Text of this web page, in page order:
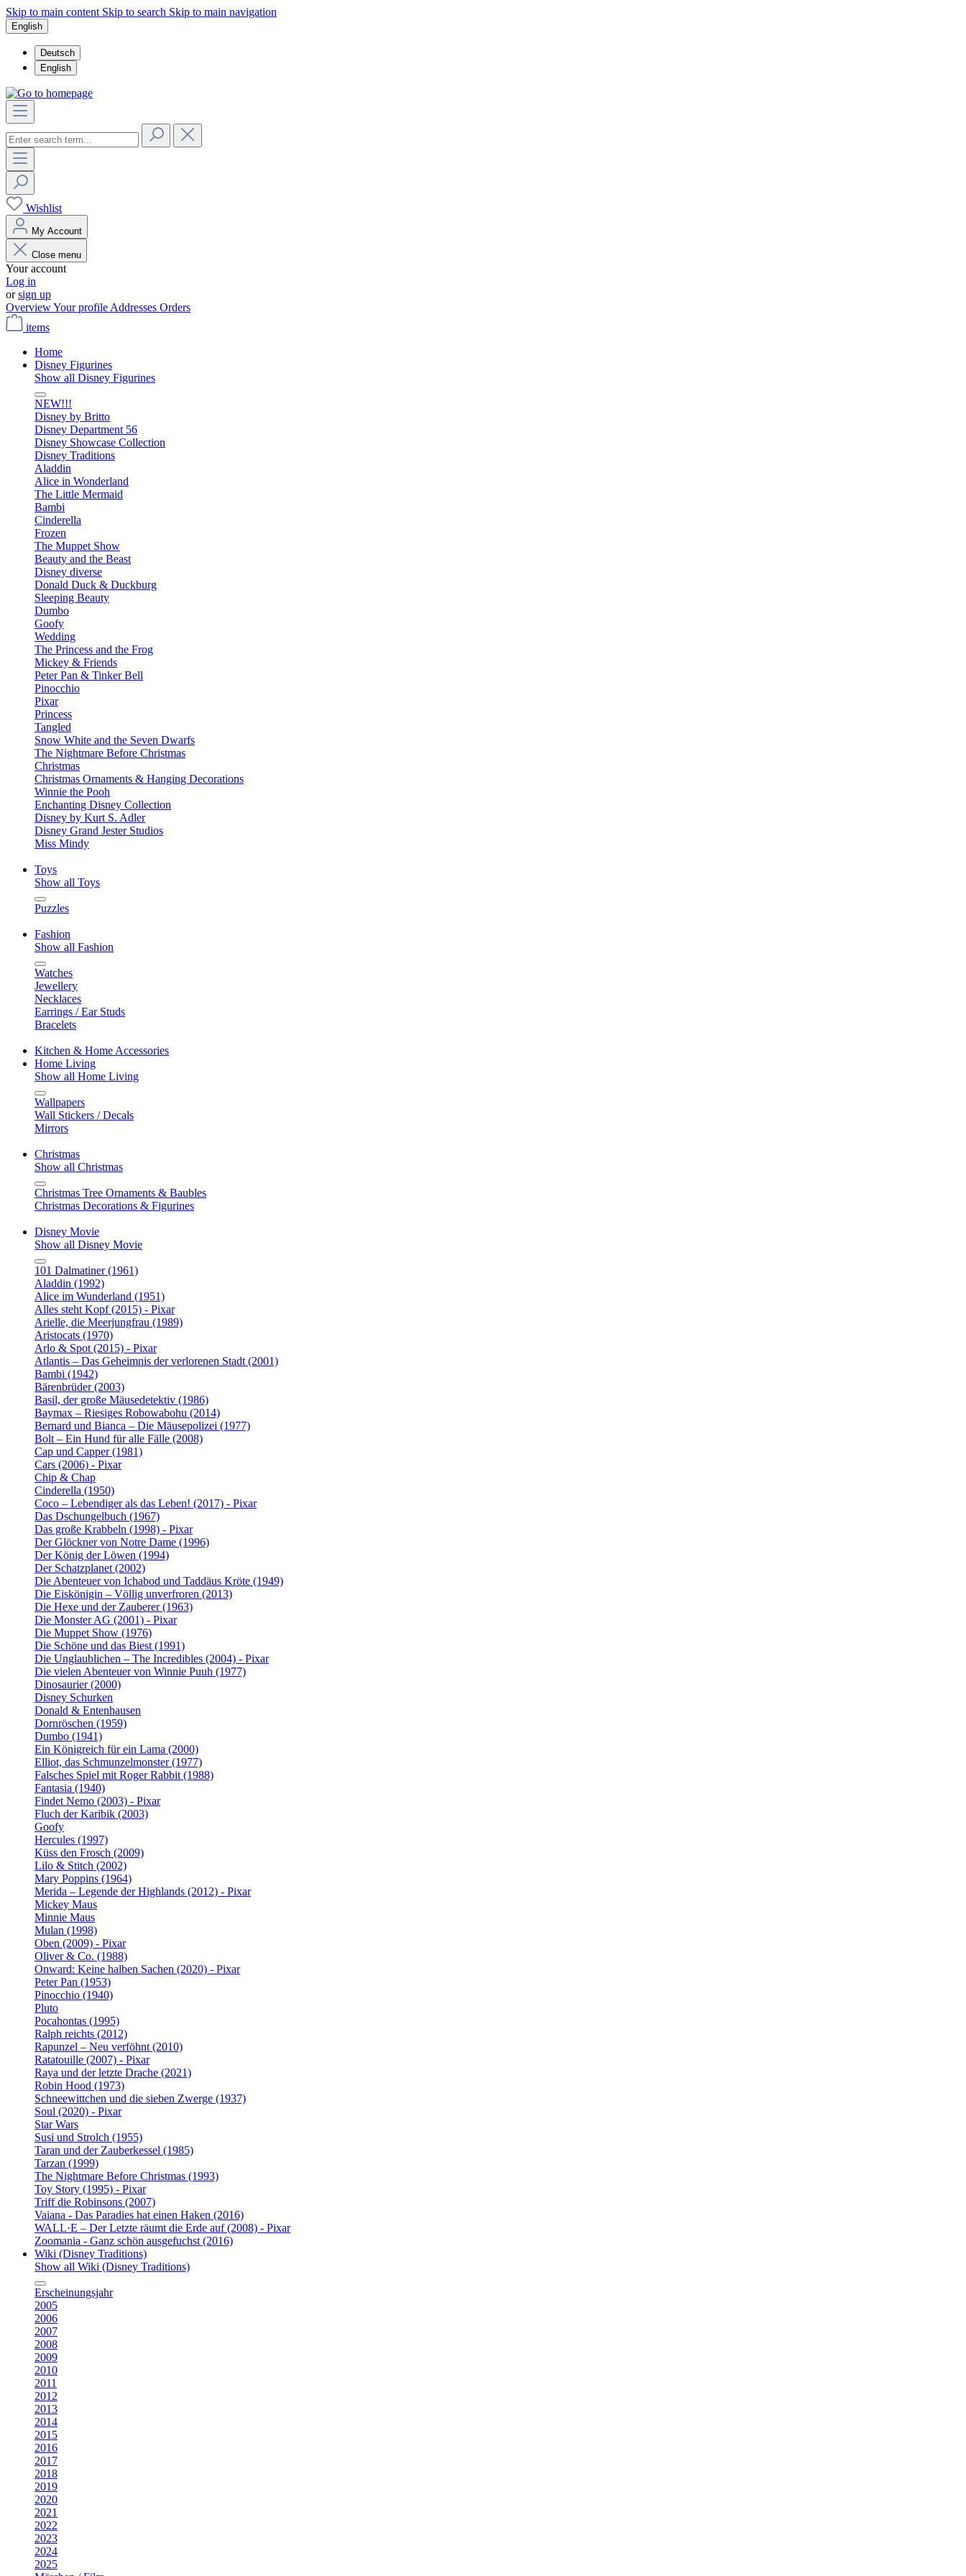
Skip to main content Skip to search Skip to main navigation
English
Deutsch
English
Wishlist
My Account
Close menu
Your account
Log in
orsign up
OverviewYour profile Addresses Orders
items
Home
Disney Figurines
Show all Disney Figurines
NEW!!!
Disney by Britto
Disney Department 56
Disney Showcase Collection
Disney Traditions
Aladdin
Alice in Wonderland
The Little Mermaid
Bambi
Cinderella
Frozen
The Muppet Show
Beauty and the Beast
Disney diverse
Donald Duck & Duckburg
Sleeping Beauty
Dumbo
Goofy
Wedding
The Princess and the Frog
Mickey & Friends
Peter Pan & Tinker Bell
Pinocchio
Pixar
Princess
Tangled
Snow White and the Seven Dwarfs
The Nightmare Before Christmas
Christmas
Christmas Ornaments & Hanging Decorations
Winnie the Pooh
Enchanting Disney Collection
Disney by Kurt S. Adler
Disney Grand Jester Studios
Miss Mindy
Toys
Show all Toys
Puzzles
Fashion
Show all Fashion
Watches
Jewellery
Necklaces
Earrings / Ear Studs
Bracelets
Kitchen & Home Accessories
Home Living
Show all Home Living
Wallpapers
Wall Stickers / Decals
Mirrors
Christmas
Show all Christmas
Christmas Tree Ornaments & Baubles
Christmas Decorations & Figurines
Disney Movie
Show all Disney Movie
101 Dalmatiner (1961)
Aladdin (1992)
Alice im Wunderland (1951)
Alles steht Kopf (2015) - Pixar
Arielle, die Meerjungfrau (1989)
Aristocats (1970)
Arlo & Spot (2015) - Pixar
Atlantis – Das Geheimnis der verlorenen Stadt (2001)
Bambi (1942)
Bärenbrüder (2003)
Basil, der große Mäusedetektiv (1986)
Baymax – Riesiges Robowabohu (2014)
Bernard und Bianca – Die Mäusepolizei (1977)
Bolt – Ein Hund für alle Fälle (2008)
Cap und Capper (1981)
Cars (2006) - Pixar
Chip & Chap
Cinderella (1950)
Coco – Lebendiger als das Leben! (2017) - Pixar
Das Dschungelbuch (1967)
Das große Krabbeln (1998) - Pixar
Der Glöckner von Notre Dame (1996)
Der König der Löwen (1994)
Der Schatzplanet (2002)
Die Abenteuer von Ichabod und Taddäus Kröte (1949)
Die Eiskönigin – Völlig unverfroren (2013)
Die Hexe und der Zauberer (1963)
Die Monster AG (2001) - Pixar
Die Muppet Show (1976)
Die Schöne und das Biest (1991)
Die Unglaublichen – The Incredibles (2004) - Pixar
Die vielen Abenteuer von Winnie Puuh (1977)
Dinosaurier (2000)
Disney Schurken
Donald & Entenhausen
Dornröschen (1959)
Dumbo (1941)
Ein Königreich für ein Lama (2000)
Elliot, das Schmunzelmonster (1977)
Falsches Spiel mit Roger Rabbit (1988)
Fantasia (1940)
Findet Nemo (2003) - Pixar
Fluch der Karibik (2003)
Goofy
Hercules (1997)
Küss den Frosch (2009)
Lilo & Stitch (2002)
Mary Poppins (1964)
Merida – Legende der Highlands (2012) - Pixar
Mickey Maus
Minnie Maus
Mulan (1998)
Oben (2009) - Pixar
Oliver & Co. (1988)
Onward: Keine halben Sachen (2020) - Pixar
Peter Pan (1953)
Pinocchio (1940)
Pluto
Pocahontas (1995)
Ralph reichts (2012)
Rapunzel – Neu verföhnt (2010)
Ratatouille (2007) - Pixar
Raya und der letzte Drache (2021)
Robin Hood (1973)
Schneewittchen und die sieben Zwerge (1937)
Soul (2020) - Pixar
Star Wars
Susi und Strolch (1955)
Taran und der Zauberkessel (1985)
Tarzan (1999)
The Nightmare Before Christmas (1993)
Toy Story (1995) - Pixar
Triff die Robinsons (2007)
Vaiana - Das Paradies hat einen Haken (2016)
WALL·E – Der Letzte räumt die Erde auf (2008) - Pixar
Zoomania - Ganz schön ausgefuchst (2016)
Wiki (Disney Traditions)
Show all Wiki (Disney Traditions)
Erscheinungsjahr
2005
2006
2007
2008
2009
2010
2011
2012
2013
2014
2015
2016
2017
2018
2019
2020
2021
2022
2023
2024
2025